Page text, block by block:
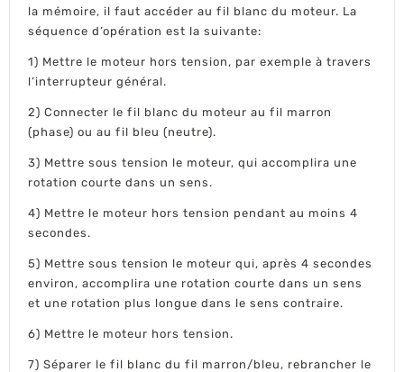
la mémoire, il faut accéder au fil blanc du moteur. La
séquence d’opération est la suivante:
1) Mettre le moteur hors tension, par exemple à travers
l’interrupteur général.
2) Connecter le fil blanc du moteur au fil marron
(phase) ou au fil bleu (neutre).
3) Mettre sous tension le moteur, qui accomplira une
rotation courte dans un sens.
4) Mettre le moteur hors tension pendant au moins 4
secondes.
5) Mettre sous tension le moteur qui, après 4 secondes
environ, accomplira une rotation courte dans un sens
et une rotation plus longue dans le sens contraire.
6) Mettre le moteur hors tension.
7) Séparer le fil blanc du fil marron/bleu, rebrancher le